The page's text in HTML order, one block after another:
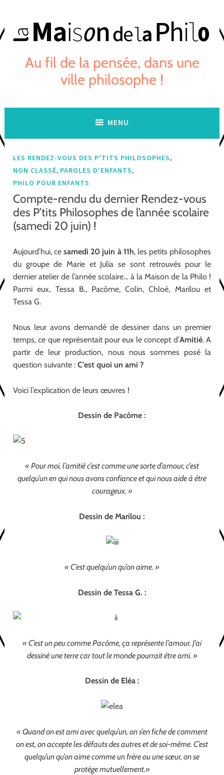
content
Au fil de la pensée, dans une
ville philosophe !
MENU
LES RENDEZ-VOUS DES P'TITS PHILOSOPHES,
NON CLASSÉ, PAROLES D'ENFANTS,
PHILO POUR ENFANTS
Compte-rendu du dernier Rendez-vous
des P’tits Philosophes de l’année scolaire
(samedi 20 juin) !
Aujourd’hui, cesamedi 20 juin à 11h, les petits philosophes
du groupe de Marie et Julia se sont retrouvés pour le
dernier atelier de l’année scolaire… à la Maison de la Philo !
Parmi eux, Tessa B., Pacôme, Colin, Chloé, Marilou et
Tessa G.
Nous leur avons demandé de dessiner dans un premier
temps, ce que représentait pour eux le concept d’Amitié. A
partir de leur production, nous nous sommes posé la
question suivante :C’est quoi un ami ?
Voici l’explication de leurs œuvres !
Dessin de Pacôme :
« Pour moi, l’amitié c’est comme une sorte d’amour, c’est
quelqu’un en qui nous avons confiance et qui nous aide à être
courageux. »
Dessin de Marilou :
« C’est quelqu’un qu’on aime. »
Dessin de Tessa G. :
« C’est un peu comme Pacôme, ça représente l’amour. J’ai
dessiné une terre car tout le monde pourrait être ami. »
Dessin de Eléa :
« Quand on est ami avec quelqu’un, on s’en fiche de comment
on est, on accepte les défauts des autres et de soi-même. C’est
quelqu’un qu’on aime comme un frère ou une sœur, on se
protège mutuellement.»